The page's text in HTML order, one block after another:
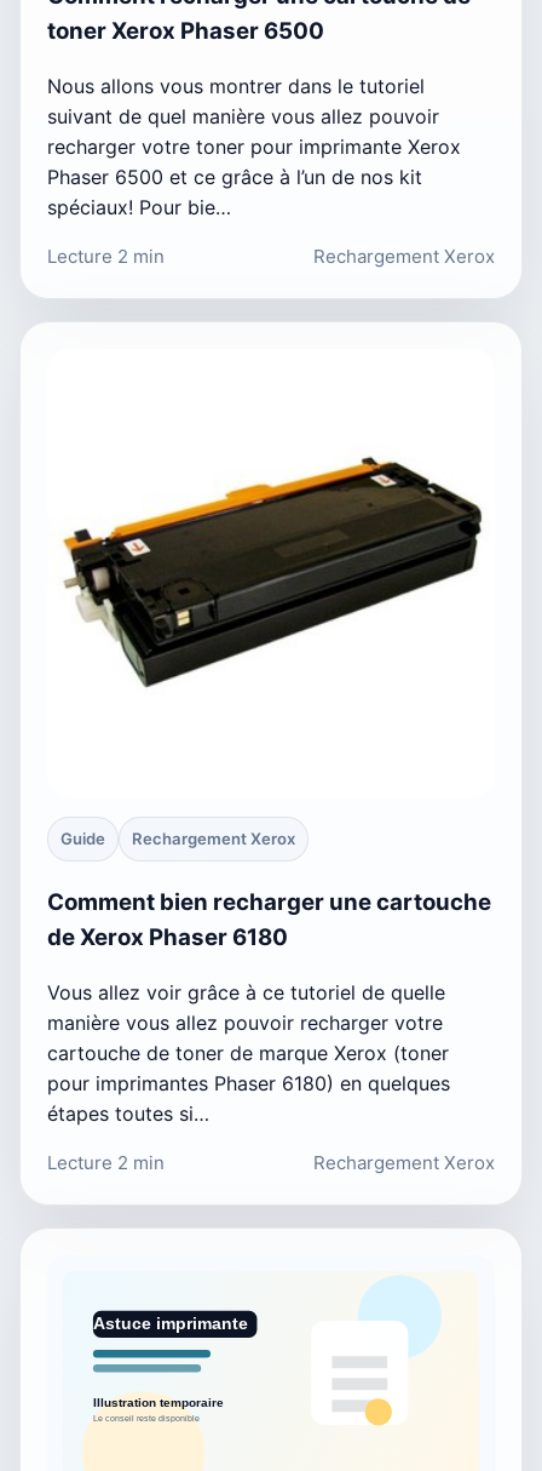
toner Xerox Phaser 6500
Nous allons vous montrer dans le tutoriel
suivant de quel manière vous allez pouvoir
recharger votre toner pour imprimante Xerox
Phaser 6500 et ce grâce à l’un de nos kit
spéciaux! Pour bie…
Lecture 2 min Rechargement Xerox
Guide Rechargement Xerox
Comment bien recharger une cartouche
de Xerox Phaser 6180
Vous allez voir grâce à ce tutoriel de quelle
manière vous allez pouvoir recharger votre
cartouche de toner de marque Xerox (toner
pour imprimantes Phaser 6180) en quelques
étapes toutes si…
Lecture 2 min Rechargement Xerox